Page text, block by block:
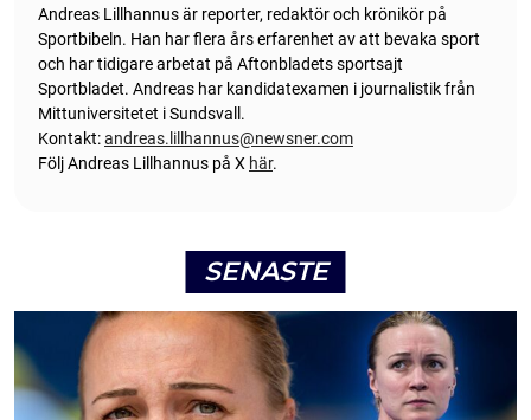
Andreas Lillhannus är reporter, redaktör och krönikör på
Sportbibeln. Han har flera års erfarenhet av att bevaka sport
och har tidigare arbetat på Aftonbladets sportsajt
Sportbladet. Andreas har kandidatexamen i journalistik från
Mittuniversitetet i Sundsvall.
Kontakt:andreas.lillhannus@newsner.com
Följ Andreas Lillhannus på X här.
SENASTE